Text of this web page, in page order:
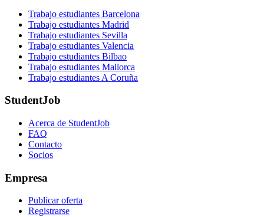
Trabajo estudiantes Barcelona
Trabajo estudiantes Madrid
Trabajo estudiantes Sevilla
Trabajo estudiantes Valencia
Trabajo estudiantes Bilbao
Trabajo estudiantes Mallorca
Trabajo estudiantes A Coruña
StudentJob
Acerca de StudentJob
FAQ
Contacto
Socios
Empresa
Publicar oferta
Registrarse